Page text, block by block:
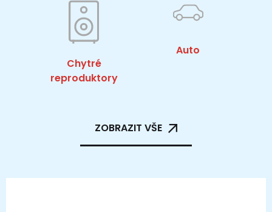
Chytré
reproduktory
Auto
ZOBRAZIT VŠE